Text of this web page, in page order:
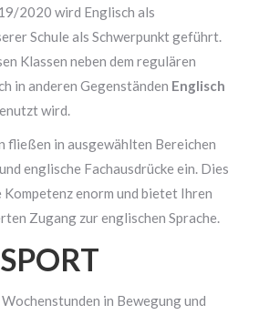
2020 wird Englisch als
Schule als Schwerpunkt geführt.
Klassen neben dem regulären
in anderen Gegenständen Englisch
wird.
fließen in ausgewählten Bereichen
englische Fachausdrücke ein. Dies
enorm und bietet Ihren
Zugang zur englischen Sprache.
in Bewegung und